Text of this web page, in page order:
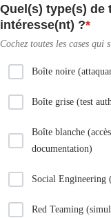
Quel(s) type(s)
intéresse(nt) ?*
Cochez toutes les cases qui
Boîte noire
Boîte grise (test
Boîte blanche
documentation)
Social Engineering
Red Teaming